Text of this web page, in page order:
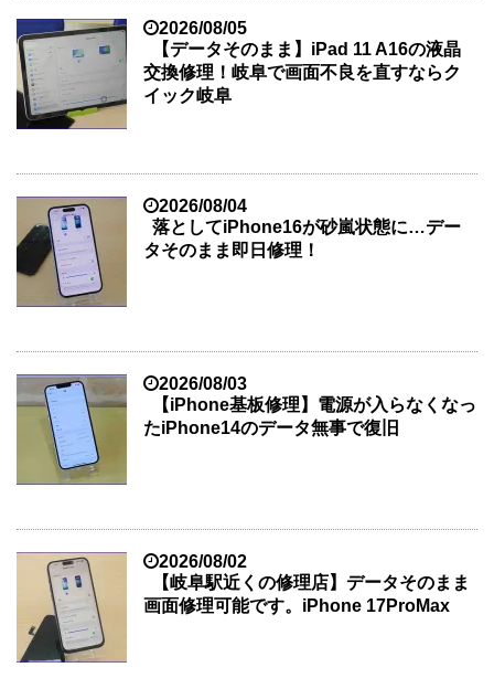
2026/08/05
【データそのまま】iPad 11 A16の液晶
交換修理！岐阜で画面不良を直すならク
イック岐阜
2026/08/04
落としてiPhone16が砂嵐状態に…デー
タそのまま即日修理！
2026/08/03
【iPhone基板修理】電源が入らなくなっ
たiPhone14のデータ無事で復旧
2026/08/02
【岐阜駅近くの修理店】データそのまま
画面修理可能です。iPhone 17ProMax